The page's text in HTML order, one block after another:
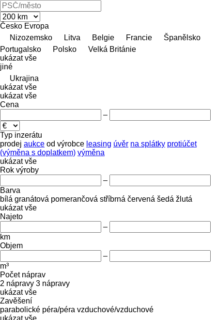
Česko Evropa
Nizozemsko
Litva Belgie Francie
Španělsko
Portugalsko
Polsko
Velká Británie
ukázat vše
jiné
Ukrajina
ukázat vše
ukázat vše
Cena
–
Typ inzerátu
prodej aukce od výrobce leasing úvěr na splátky protiúčet
(výměna s doplatkem) výměna
ukázat vše
Rok výroby
–
Barva
bílá granátová pomerančová stříbrná červená šedá žlutá
ukázat vše
Najeto
–
km
Objem
–
m³
Počet náprav
2 nápravy 3 nápravy
ukázat vše
Zavěšení
parabolické péra/péra vzduchové/vzduchové
ukázat vše